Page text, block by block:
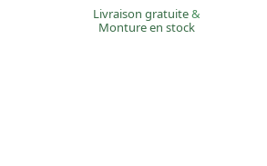
Livraison gratuite&
Monture en stock